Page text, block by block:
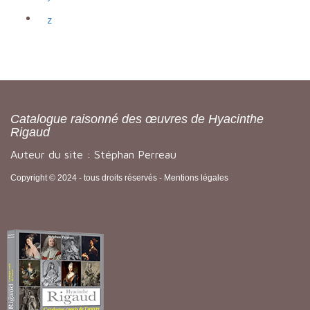
z
Catalogue raisonné des œuvres de Hyacinthe
Rigaud
Auteur du site : Stéphan Perreau
Copyright © 2024 - tous droits réservés - Mentions légales